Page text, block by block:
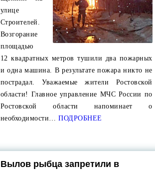
улице
Строителей.
Возгорание
площадью
12 квадратных метров тушили два пожарных
и одна машина. В результате пожара никто не
пострадал. Уважаемые жители Ростовской
области! Главное управление МЧС России по
Ростовской области напоминает о
необходимости… ПОДРОБНЕЕ
Вылов рыбца запретили в